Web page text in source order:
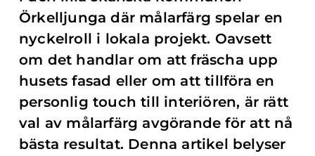
Örkelljunga där målarfärg spelar en
nyckelroll i lokala projekt. Oavsett
om det handlar om att fräscha upp
husets fasad eller om att tillföra en
personlig touch till interiören, är rätt
val av målarfärg avgörande för att nå
bästa resultat. Denna artikel belyser